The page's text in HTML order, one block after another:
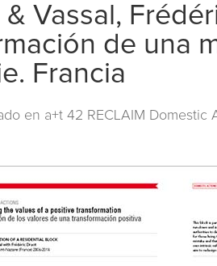
& Vassal,
de una
Francia
en a+t 42 RECLAIM Domestic